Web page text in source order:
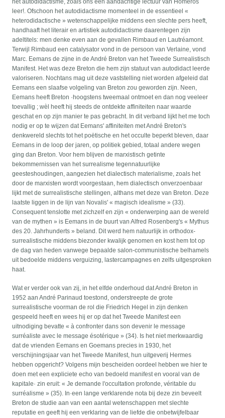
het autodidactisme, zoals ons een aandachtige lectuur van Homeros
leer!. Ofschoon het autodidactisme momenteel in de essentieel «
heterodidactische » wetenschappelijke middens een slechte pers heeft,
handhaaft het literair en artistiek autodidactisme daarentegen zijn
adeltitels: men denke even aan de gevallen Rimbaud en Lautréamont.
Terwijl Rimbaud een catalysator vond in de persoon van Verlaine, vond
Marc. Eemans de zijne in de André Breton van het Tweede Surrealistisch
Manifest. Het was deze Breton die hem zijn statuut van autodidact leerde
valoriseren. Nochtans mag uit deze vaststelling niet worden afgeleid dat
Eemans een slaafse volgeling van Breton zou geworden zijn. Neen,
Eemans heeft Breton ·hoogstens tweemaal ontmoet en dan nog veeleer
toevallig ; wèl heeft hij steeds de ontdekte affiniteiten naar waarde
geschat en op zijn manier te pas gebracht. In dit verband lijkt het me toch
nodig er op te wijzen dat Eemans' affiniteiten met André Breton's
denkwereld slechts tot het poëtische en het occulte beperkt bleven, daar
Eemans in de loop der jaren, op politiek gebied, totaal andere wegen
ging dan Breton. Voor hem blijven de marxistisch getinte
bekommernissen van het surrealisme tegennatuurlijke
geesteshoudingen, aangezien het dialectisch materialisme, zoals het
door de marxisten wordt voorgestaan, hem dialectisch onverzoenbaar
lijkt met de surrealistische stellingen, althans met deze van Breton. Deze
laatste liggen in de lijn van Novalis' « magisch idealisme » (33).
Consequent tenslotte met zichzelf en zijn « onderwerping aan de wereld
van de mythen » is Eemans in de buurt van Alfred Rosenberg's « Mythus
des 20. Jahrhunderts » beland. Dit werd hem natuurlijk in orthodox-
surrealistische middens biezonder kwalijk genomen en kost hem tot op
de dag van heden vanwege bepaalde salon-communistische belhamels
uit bedoelde middens verguizing, lastercampagnes en zelfs uitgesproken
haat.
Wat er verder ook van zij, in het elfde onderhoud dat André Breton in
1952 aan André Parinaud toestond, onderstreepte de grote
surrealistische voorman de rol die Friedrich Hegel in zijn denken
gespeeld heeft en wees hij er op dat het Tweede Manifest een
uitnodiging bevatte « à confronter dans son devenir le message
surréaliste avec le message ésotérique » (34). Is het niet merkwaardig
dat de vrienden Eemans en Goemans precies in 1930, het
verschijningsjaar van het Tweede Manifest, hun uitgeverij Hermes
hebben opgericht? Volgens mijn bescheiden oordeel hebben we hier te
doen met een expliciete echo van bedoeld manifest en vooral van de
kapitale· zin eruit: « Je demande l'occultation profonde, véritable du
surréalisme » (35). In·een lange verklarende nota bij deze zin beveelt
Breton de studie aan van een aantal wetenschappen met slechte
reputatie en geeft hij een verklaring van de liefde die onbetwijfelbaar